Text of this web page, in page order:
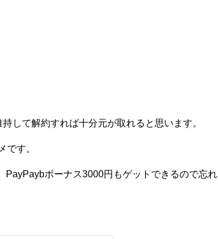
して解約すれば十分元が取れると思います。
です。
PayPaybボーナス3000円もゲットできるので忘れ